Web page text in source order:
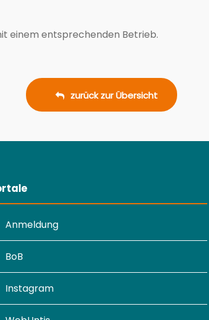
einem entsprechenden Betrieb.
zurück zur Übersicht
Anmeldung
BoB
Instagram